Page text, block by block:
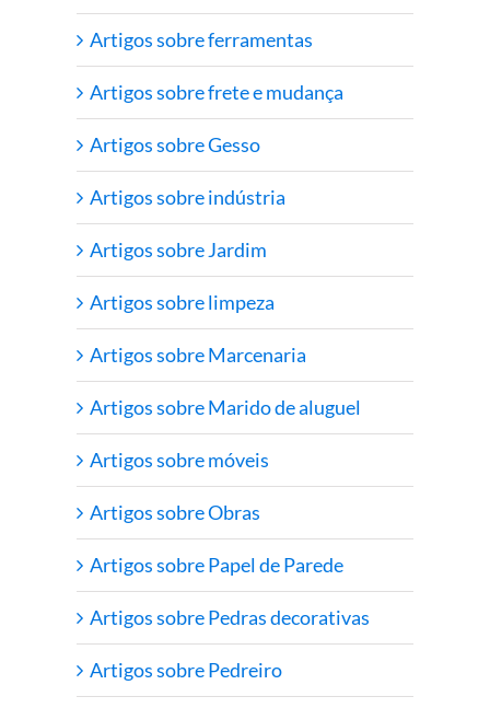
Artigos sobre ferramentas
Artigos sobre frete e mudança
Artigos sobre Gesso
Artigos sobre indústria
Artigos sobre Jardim
Artigos sobre limpeza
Artigos sobre Marcenaria
Artigos sobre Marido de aluguel
Artigos sobre móveis
Artigos sobre Obras
Artigos sobre Papel de Parede
Artigos sobre Pedras decorativas
Artigos sobre Pedreiro